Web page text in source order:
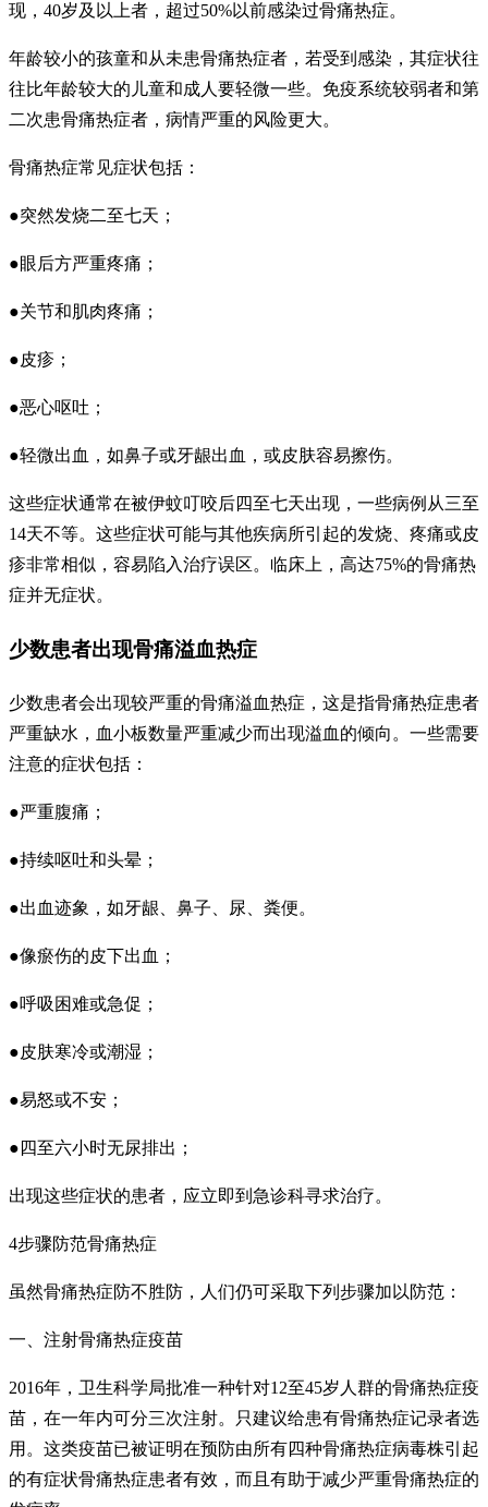
现，40岁及以上者，超过50%以前感染过骨痛热症。
年龄较小的孩童和从未患骨痛热症者，若受到感染，其症状往
往比年龄较大的儿童和成人要轻微一些。免疫系统较弱者和第
二次患骨痛热症者，病情严重的风险更大。
骨痛热症常见症状包括：
●突然发烧二至七天；
●眼后方严重疼痛；
●关节和肌肉疼痛；
●皮疹；
●恶心呕吐；
●轻微出血，如鼻子或牙龈出血，或皮肤容易擦伤。
这些症状通常在被伊蚊叮咬后四至七天出现，一些病例从三至
14天不等。这些症状可能与其他疾病所引起的发烧、疼痛或皮
疹非常相似，容易陷入治疗误区。临床上，高达75%的骨痛热
症并无症状。
少数患者出现骨痛溢血热症
少数患者会出现较严重的骨痛溢血热症，这是指骨痛热症患者
严重缺水，血小板数量严重减少而出现溢血的倾向。一些需要
注意的症状包括：
●严重腹痛；
●持续呕吐和头晕；
●出血迹象，如牙龈、鼻子、尿、粪便。
●像瘀伤的皮下出血；
●呼吸困难或急促；
●皮肤寒冷或潮湿；
●易怒或不安；
●四至六小时无尿排出；
出现这些症状的患者，应立即到急诊科寻求治疗。
4步骤防范骨痛热症
虽然骨痛热症防不胜防，人们仍可采取下列步骤加以防范：
一、注射骨痛热症疫苗
2016年，卫生科学局批准一种针对12至45岁人群的骨痛热症疫
苗，在一年内可分三次注射。只建议给患有骨痛热症记录者选
用。这类疫苗已被证明在预防由所有四种骨痛热症病毒株引起
的有症状骨痛热症患者有效，而且有助于减少严重骨痛热症的